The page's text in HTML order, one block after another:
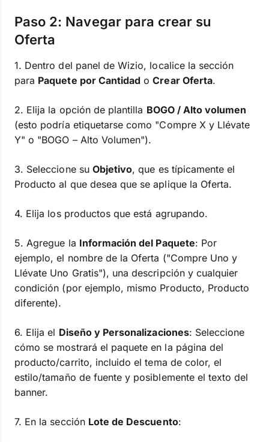
Paso 2: Navegar para crear su
Oferta
1. Dentro del panel de Wizio, localice la sección
para Paquete por Cantidad oCrear Oferta.
2. Elija la opción de plantilla BOGO / Alto volumen
(esto podría etiquetarse como "Compre X y Llévate
Y" o "BOGO – Alto Volumen").
3. Seleccione su Objetivo, que es típicamente el
Producto al que desea que se aplique la Oferta.
4. Elija los productos que está agrupando.
5. Agregue la Información del Paquete: Por
ejemplo, el nombre de la Oferta ("Compre Uno y
Llévate Uno Gratis"), una descripción y cualquier
condición (por ejemplo, mismo Producto, Producto
diferente).
6. Elija el Diseño y Personalizaciones: Seleccione
cómo se mostrará el paquete en la página del
producto/carrito, incluido el tema de color, el
estilo/tamaño de fuente y posiblemente el texto del
banner.
7. En la sección Lote de Descuento: